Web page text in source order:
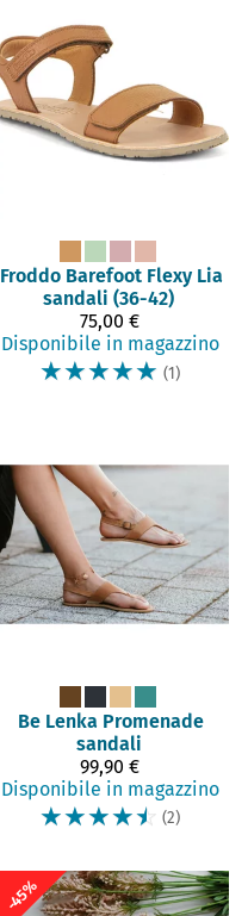
Froddo Barefoot Flexy Lia
sandali (36-42)
75,00 €
Disponibile in magazzino
☆☆☆☆☆ (1)
Be Lenka Promenade
sandali
99,90 €
Disponibile in magazzino
☆☆☆☆☆ (2)
-45%